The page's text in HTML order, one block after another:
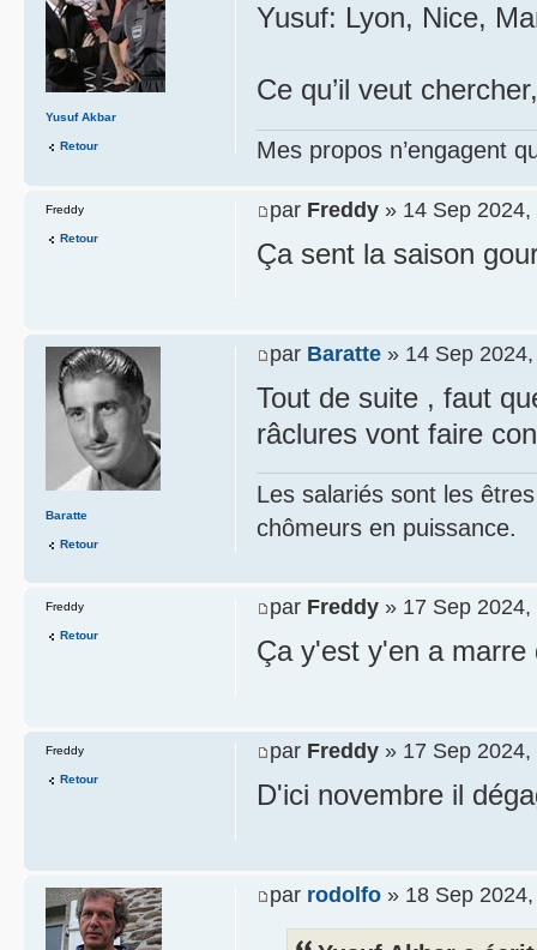
Yusuf: Lyon, Nice,
Ce qu’il veut
Mes propos n’engagent
Yusuf Akbar
Retour
par Freddy » 14 Sep 2024,
Ça sent la saison
Freddy
Retour
par Baratte » 14 Sep
Tout de suite , faut
râclures vont faire
Les salariés sont les
chômeurs en puissance.
Baratte
Retour
par Freddy » 17 Sep 2024,
Ça y'est y'en a marre
Freddy
Retour
par Freddy » 17 Sep 2024,
D'ici novembre il
Freddy
Retour
par rodolfo » 18 Sep